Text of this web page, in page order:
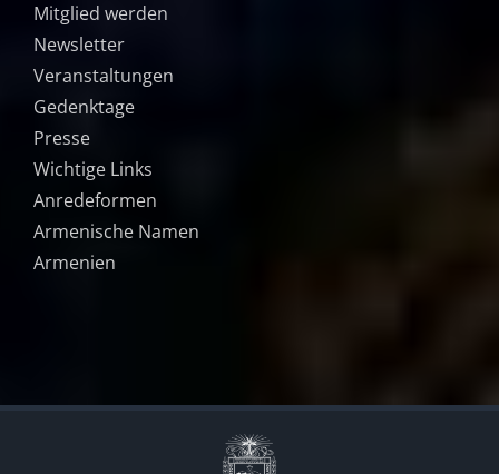
Mitglied werden
Newsletter
Veranstaltungen
Gedenktage
Presse
Wichtige Links
Anredeformen
Armenische Namen
Armenien